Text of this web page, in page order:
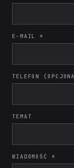
E-MAIL *
TELEFON
TEMAT
WIADOMOŚĆ *